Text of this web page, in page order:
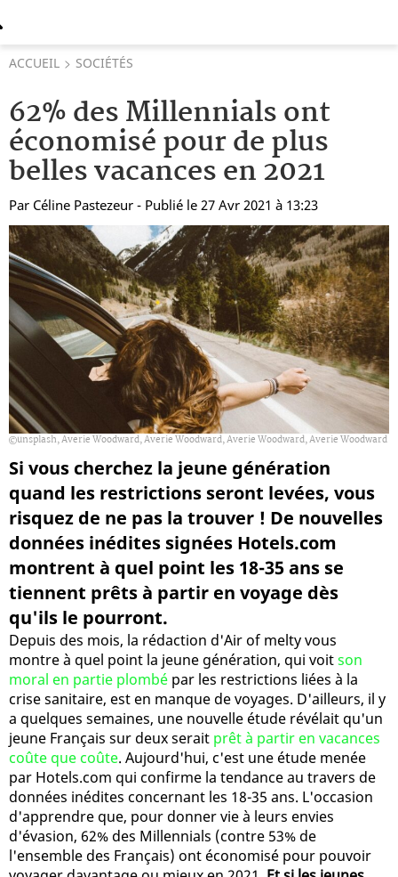
ACCUEIL SOCIÉTÉS
62% des Millennials ont
économisé pour de plus
belles vacances en 2021
Par Céline Pastezeur - Publié le 27 Avr 2021 à 13:23
unsplash, Averie Woodward, Averie Woodward, Averie Woodward, Averie Woodward
Si vous cherchez la jeune génération
quand les restrictions seront levées, vous
risquez de ne pas la trouver ! De nouvelles
données inédites signées Hotels.com
montrent à quel point les 18-35 ans se
tiennent prêts à partir en voyage dès
qu'ils le pourront.
Depuis des mois, la rédaction d'Air of melty vous
montre à quel point la jeune génération, qui voitson
moral en partie plombé par les restrictions liées à la
crise sanitaire, est en manque de voyages. D'ailleurs, il y
a quelques semaines, une nouvelle étude révélait qu'un
jeune Français sur deux serait prêt à partir en vacances
coûte que coûte. Aujourd'hui, c'est une étude menée
par Hotels.com qui confirme la tendance au travers de
données inédites concernant les 18-35 ans. L'occasion
d'apprendre que, pour donner vie à leurs envies
d'évasion, 62% des Millennials (contre 53% de
l'ensemble des Français) ont économisé pour pouvoir